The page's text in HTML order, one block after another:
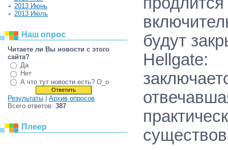
2013 Июнь
2013 Июль
Наш опрос
Читаете ли Вы новости с этогo
сайта?
Да
Нет
А что тут новости есть? O_o
Результаты
Архив опросов
Всего ответов: 387
Плеер
будут